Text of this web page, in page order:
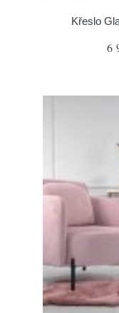
Křeslo
6